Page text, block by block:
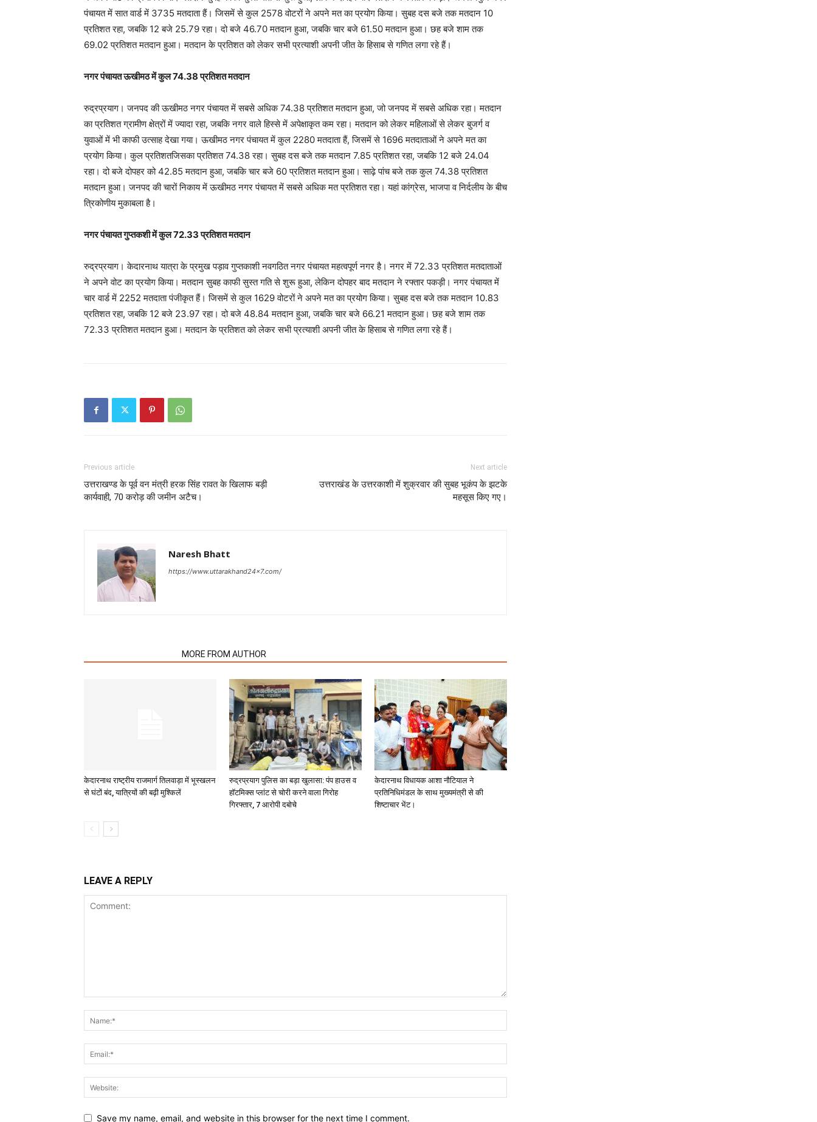
पंचायत में सात वार्ड में 3735 मतदाता हैं। जिसमें से कुल 2578 वोटरों ने अपने मत का प्रयोग किया। सुबह दस बजे तक मतदान 10
प्रतिशत रहा, जबकि 12 बजे 25.79 रहा। दो बजे 46.70 मतदान हुआ, जबकि चार बजे 61.50 मतदान हुआ। छह बजे शाम तक
69.02 प्रतिशत मतदान हुआ। मतदान के प्रतिशत को लेकर सभी प्रत्याशी अपनी जीत के हिसाब से गणित लगा रहे हैं।
नगर पंचायत ऊखीमठ में कुल 74.38 प्रतिशत मतदान
रुद्रप्रयाग। जनपद की ऊखीमठ नगर पंचायत में सबसे अधिक 74.38 प्रतिशत मतदान हुआ, जो जनपद में सबसे अधिक रहा। मतदान
का प्रतिशत ग्रामीण क्षेत्रों में ज्यादा रहा, जबकि नगर वाले हिस्से में अपेक्षाकृत कम रहा। मतदान को लेकर महिलाओं से लेकर बुजर्ग व
युवाओं में भी काफी उत्साह देखा गया। ऊखीमठ नगर पंचायत में कुल 2280 मतदाता हैं, जिसमें से 1696 मतदाताओं ने अपने मत का
प्रयोग किया। कुल प्रतिशतजिसका प्रतिशत 74.38 रहा। सुबह दस बजे तक मतदान 7.85 प्रतिशत रहा, जबकि 12 बजे 24.04
रहा। दो बजे दोपहर को 42.85 मतदान हुआ, जबकि चार बजे 60 प्रतिशत मतदान हुआ। साढ़े पांच बजे तक कुल 74.38 प्रतिशत
मतदान हुआ। जनपद की चारों निकाय में ऊखीमठ नगर पंचायत में सबसे अधिक मत प्रतिशत रहा। यहां कांग्रेस, भाजपा व निर्दलीय के बीच
त्रिकोणीय मुकाबला है।
नगर पंचायत गुप्तकशी में कुल 72.33 प्रतिशत मतदान
रुद्रप्रयाग। केदारनाथ यात्रा के प्रमुख पड़ाव गुप्तकाशी नवगठित नगर पंचायत महत्वपूर्ण नगर है। नगर में 72.33 प्रतिशत मतदाताओं
ने अपने वोट का प्रयोग किया। मतदान सुबह काफी सुस्त गति से शुरू हुआ, लेकिन दोपहर बाद मतदान ने रफ्तार पकड़ी। नगर पंचायत में
चार वार्ड में 2252 मतदाता पंजीकृत हैं। जिसमें से कुल 1629 वोटरों ने अपने मत का प्रयोग किया। सुबह दस बजे तक मतदान 10.83
प्रतिशत रहा, जबकि 12 बजे 23.97 रहा। दो बजे 48.84 मतदान हुआ, जबकि चार बजे 66.21 मतदान हुआ। छह बजे शाम तक
72.33 प्रतिशत मतदान हुआ। मतदान के प्रतिशत को लेकर सभी प्रत्याशी अपनी जीत के हिसाब से गणित लगा रहे हैं।
Previous article
उत्तराखण्ड के पूर्व वन मंत्री हरक सिंह रावत के खिलाफ बड़ी
कार्यवाही, 70 करोड़ की जमीन अटैच।
Next article
उत्तराखंड के उत्तरकाशी में शुक्रवार की सुबह भूकंप के झटके
महसूस किए गए।
Naresh Bhatt
https://www.uttarakhand24x7.com/
MORE FROM AUTHOR
केदारनाथ राष्ट्रीय राजमार्ग तिलवाड़ा में भूस्खलन
से घंटों बंद, यात्रियों की बढ़ी मुश्किलें
रुद्रप्रयाग पुलिस का बड़ा खुलासा: पंप हाउस व
हॉटमिक्स प्लांट से चोरी करने वाला गिरोह
गिरफ्तार, 7 आरोपी दबोचे
केदारनाथ विधायक आशा नौटियाल ने
प्रतिनिधिमंडल के साथ मुख्यमंत्री से की
शिष्टाचार भेंट।
LEAVE A REPLY
Save my name, email, and website in this browser for the next time I comment.